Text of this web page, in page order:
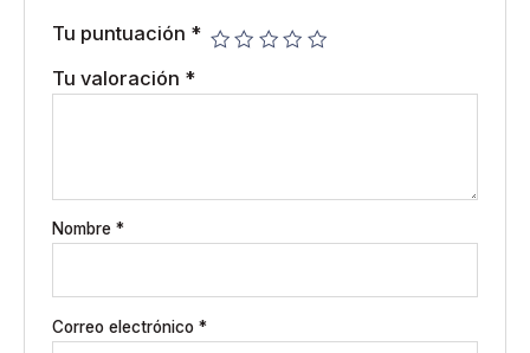
Tu puntuación *
Tu valoración *
Nombre *
Correo electrónico *